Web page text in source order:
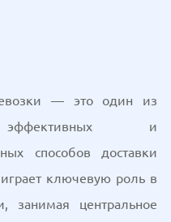
— это один из
и
способов доставки
играет ключевую роль в
занимая центральное